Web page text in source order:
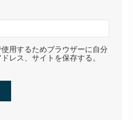
用するためブラウザーに自分
レス、サイトを保存する。